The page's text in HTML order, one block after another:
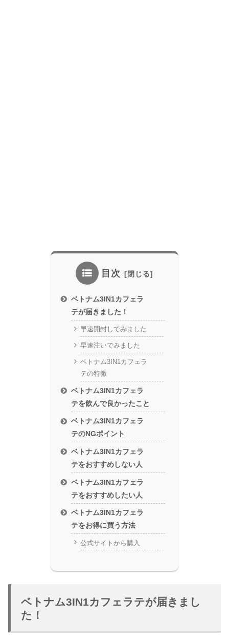
目次
ベトナム3IN1カフェラ
テが届きました！
早速開封してみました
早速注いでみました
ベトナム3IN1カフェラ
テの特徴
ベトナム3IN1カフェラ
テを飲んで良かったこと
ベトナム3IN1カフェラ
テのNGポイント
ベトナム3IN1カフェラ
テをおすすめしない人
ベトナム3IN1カフェラ
テをおすすめしたい人
ベトナム3IN1カフェラ
テをお得に買う方法
公式サイトから購入
ベトナム3IN1カフェラテが届きまし
た！